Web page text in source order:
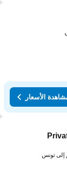
الأسعار